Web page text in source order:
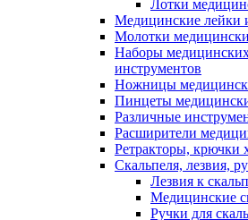
Лотки
Медицинские лейки
Молотки
Наборы
инструментов
Ножницы
Пинцеты
Различные
Расширители
Ретракторы, крючки
Скальпеля, лезвия,
Лезвия к
Медицинские
Ручки для